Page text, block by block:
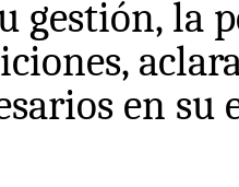
gestión, la
en